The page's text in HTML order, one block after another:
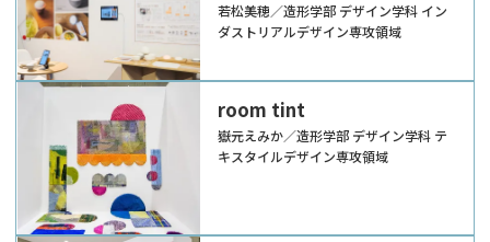
若松美穂／造形学部 デザイン学科 イン
ダストリアルデザイン専攻領域
room tint
嶽元えみか／造形学部 デザイン学科 テ
キスタイルデザイン専攻領域